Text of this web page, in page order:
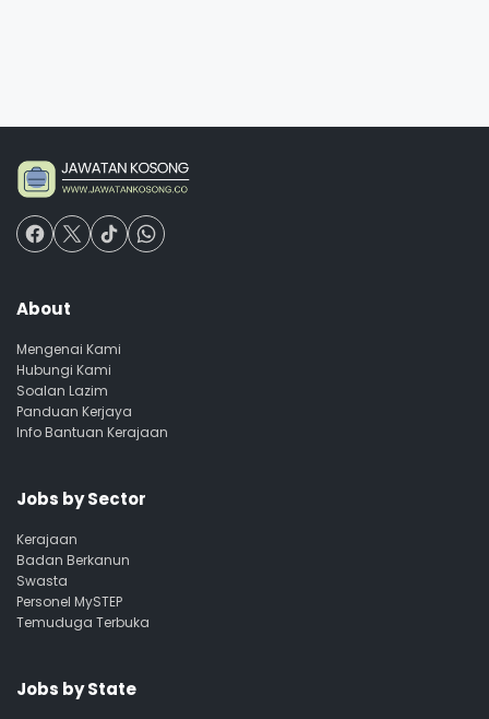
About
Mengenai Kami
Hubungi Kami
Soalan Lazim
Panduan Kerjaya
Info Bantuan Kerajaan
Jobs by Sector
Kerajaan
Badan Berkanun
Swasta
Personel MySTEP
Temuduga Terbuka
Jobs by State